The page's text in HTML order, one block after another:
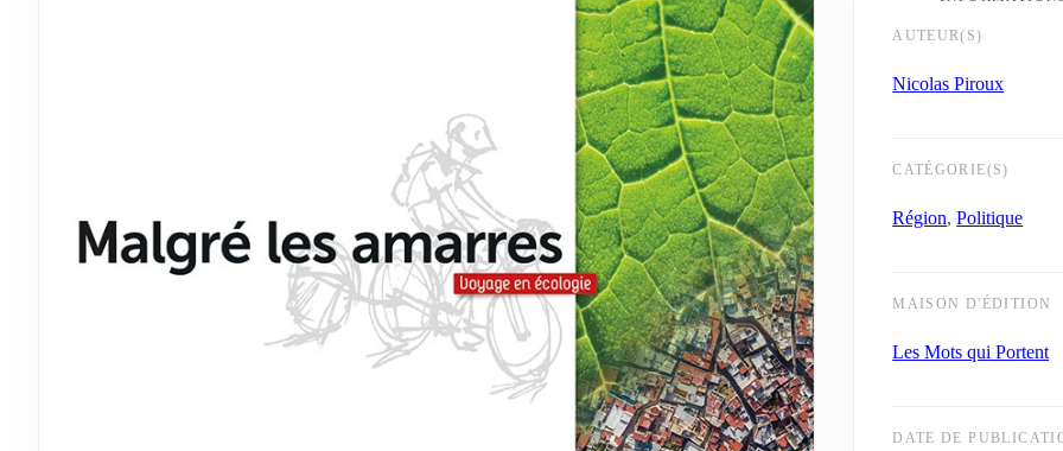
AUTEUR(S)
Nicolas Piroux
CATÉGORIE(S)
Région,Politique
MAISON D'ÉDITION
Les Mots qui Portent
DATE DE